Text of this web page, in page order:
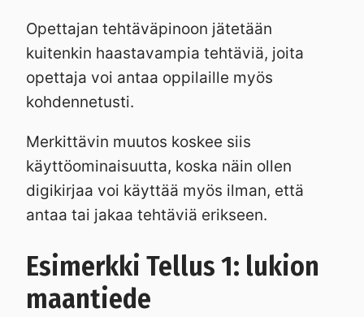
Opettajan tehtäväpinoon jätetään
kuitenkin haastavampia tehtäviä, joita
opettaja voi antaa oppilaille myös
kohdennetusti.
Merkittävin muutos koskee siis
käyttöominaisuutta, koska näin ollen
digikirjaa voi käyttää myös ilman, että
antaa tai jakaa tehtäviä erikseen.
Esimerkki Tellus 1: lukion
maantiede